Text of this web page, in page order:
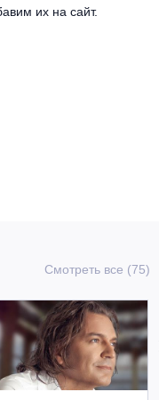
их на сайт.
Смотреть все (75)